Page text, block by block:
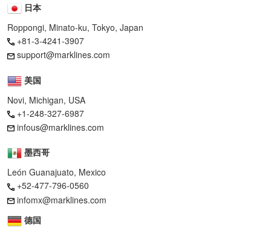
日本
Roppongi, Minato-ku, Tokyo, Japan
+81-3-4241-3907
support@marklines.com
美国
Novi, Michigan, USA
+1-248-327-6987
infous@marklines.com
墨西哥
León Guanajuato, Mexico
+52-477-796-0560
infomx@marklines.com
德国